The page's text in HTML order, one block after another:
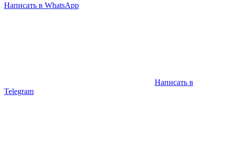
Написать в WhatsApp
Написать в
Telegram